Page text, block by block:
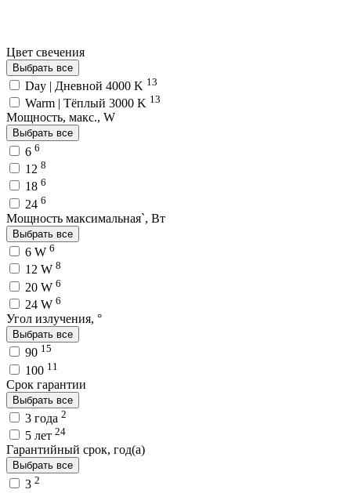
Цвет свечения
Выбрать все
Day | Дневной 4000 K 13
Warm | Тёплый 3000 K 13
Мощность, макс., W
Выбрать все
6 6
12 8
18 6
24 6
Мощность максимальная`, Вт
Выбрать все
6 W 6
12 W 8
20 W 6
24 W 6
Угол излучения, °
Выбрать все
90 15
100 11
Срок гарантии
Выбрать все
3 года 2
5 лет 24
Гарантийный срок, год(а)
Выбрать все
3 2